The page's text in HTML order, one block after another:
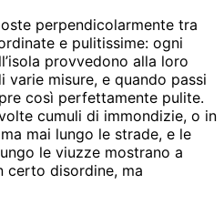
perpendicolarmente tra
e pulitissime: ogni
provvedono alla loro
varie misure, e quando passi
così perfettamente pulite.
cumuli di immondizie, o in
mai lungo le strade, e le
le viuzze mostrano a
certo disordine, ma